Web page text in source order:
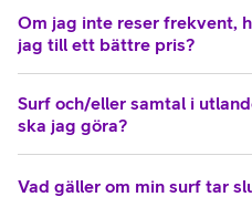
Om jag inte reser frekvent,
jag till ett bättre pris?
Surf och/eller samtal i
ska jag göra?
Vad gäller om min surf tar